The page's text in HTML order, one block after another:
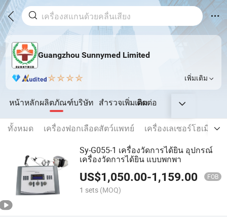
Guangzhou Sunnymed Limited
เพิ่มเติม
หน้าหลักผลิตภัณฑ์บริษัท สำรวจเพิ่มเติมติดต่อ
ทั้งหมด เครื่องฟอกเลือดสัตว์แพทย์
เครื่องเลเซอร์โฮเมียม
Sy-G055-1 เครื่องวัดการได้ยิน อุปกรณ์
เครื่องวัดการได้ยิน แบบพกพา
US$1,050.00-1,159.00 FOB
1 sets (MOQ)